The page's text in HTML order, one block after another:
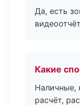
Да, есть
Какие
Наличные,
расчёт,